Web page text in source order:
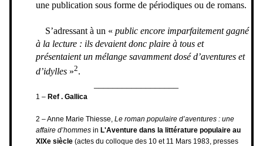
une publication sous forme de périodiques ou de romans.
S’adressant à un « public encore imparfaitement gagné
à la lecture : ils devaient donc plaire à tous et
présentaient un mélange savamment dosé d’aventures et
d’idylles »2.
1 – Ref . Gallica
2 – Anne Marie Thiesse, Le roman populaire d’aventures : une
affaire d’hommes in L'Aventure dans la littérature populaire au
XIXe siècle (actes du colloque des 10 et 11 Mars 1983, presses